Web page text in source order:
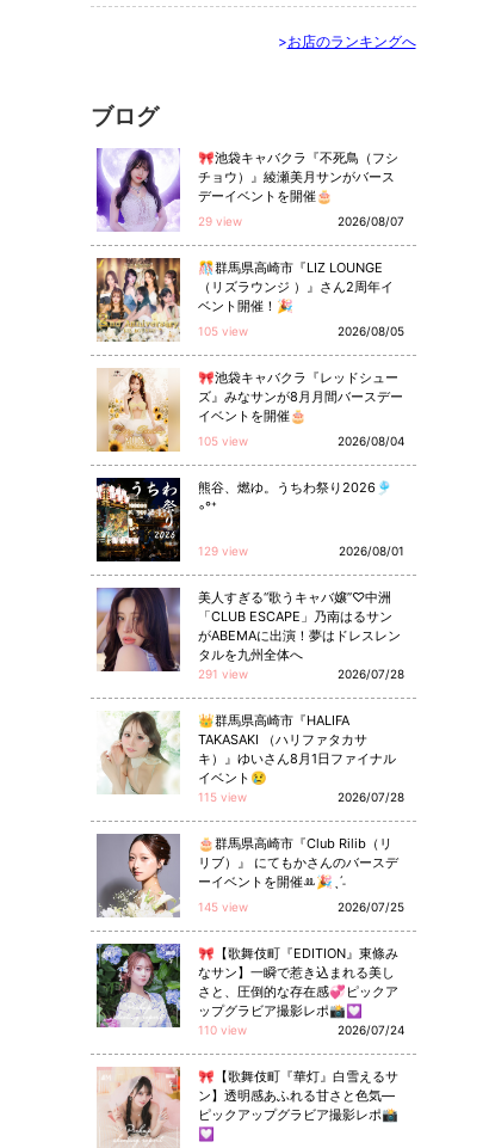
>お店のランキングへ
ブログ
🎀池袋キャバクラ『不死鳥（フシ
チョウ）』綾瀬美月サンがバース
デーイベントを開催🎂
29 view 2026/08/07
🎊群馬県高崎市『LIZ LOUNGE
（リズラウンジ ）』さん2周年イ
ベント開催！🎉
105 view 2026/08/05
🎀池袋キャバクラ『レッドシュー
ズ』みなサンが8月月間バースデー
イベントを開催🎂
105 view 2026/08/04
熊谷、燃ゆ。うちわ祭り2026🎐
◦°⁺
129 view 2026/08/01
美人すぎる“歌うキャバ嬢”♡中洲
「CLUB ESCAPE」乃南はるサン
がABEMAに出演！夢はドレスレン
タルを九州全体へ
291 view 2026/07/28
👑群馬県高崎市『HALIFA
TAKASAKI （ハリファタカサ
キ）』ゆいさん8月1日ファイナル
イベント😢
115 view 2026/07/28
🎂群馬県高崎市『Club Rilib（リ
リブ）』 にてもかさんのバースデ
ーイベントを開催ꔛ🎉ˎˊ˗
145 view 2026/07/25
🎀【歌舞伎町『EDITION』東條み
なサン】一瞬で惹き込まれる美し
さと、圧倒的な存在感💞ピックア
ップグラビア撮影レポ📸💟
110 view 2026/07/24
🎀【歌舞伎町『華灯』白雪えるサ
ン】透明感あふれる甘さと色気—
ピックアップグラビア撮影レポ📸
💟